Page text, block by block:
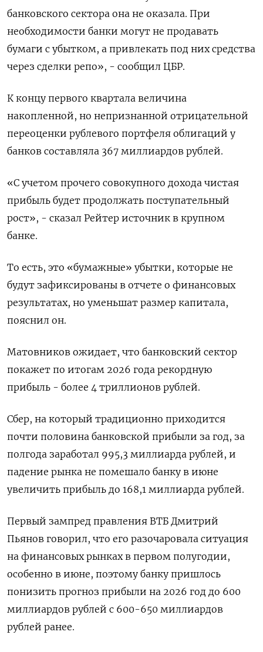
банковского сектора она не оказала. При
необходимости банки могут не продавать
бумаги с убытком, а привлекать под них средства
через сделки репо», - сообщил ЦБР.
К концу первого квартала величина
накопленной, но непризнанной отрицательной
переоценки рублевого портфеля облигаций у
банков ‌составляла 367 миллиардов рублей.
«С учетом прочего совокупного дохода чистая
прибыль будет продолжать поступательный
рост», - сказал Рейтер источник в крупном
банке.
То есть, это «бумажные» убытки, которые не
будут зафиксированы в ‌отчете о финансовых
результатах, но уменьшат размер капитала,
пояснил он.
Матовников ожидает, что банковский сектор
покажет по итогам 2026 года рекордную
прибыль - более 4 триллионов рублей.
Сбер, на который традиционно приходится
почти половина банковской прибыли за год, за
полгода заработал 995,3 миллиарда рублей, и
падение рынка не помешало банку в июне
увеличить прибыль до 168,1 миллиарда рублей.
Первый зампред правления ВТБ Дмитрий
Пьянов говорил, что его разочаровала ситуация
на финансовых рынках в ​первом полугодии,
особенно в июне, поэтому банку пришлось
понизить прогноз прибыли на 2026 год до 600
миллиардов рублей с 600-650 миллиардов
рублей ранее.